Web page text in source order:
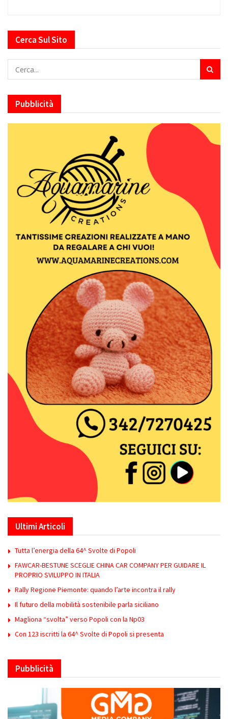
Cerca Sul Sito
Pubblicità
Ultimi Articoli
Tutta l’energia della 64^ Svolte di Popoli
FAWCAR-BESTUNE SCEGLIE CHINA CAR COMPANY PER GUIDARE IL
PROPRIO SVILUPPO IN ITALIA
Rally Regione Piemonte: quando l’arte incontra il rally
Il futuro della mobilità sostenibile parla siciliano
Magliona “svolta” verso Popoli con la Np03
Con 123 iscritti la 64^ Svolte di Popoli si presenta
Pubblicità